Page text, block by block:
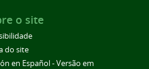
o site
do site
en Español - Versão em